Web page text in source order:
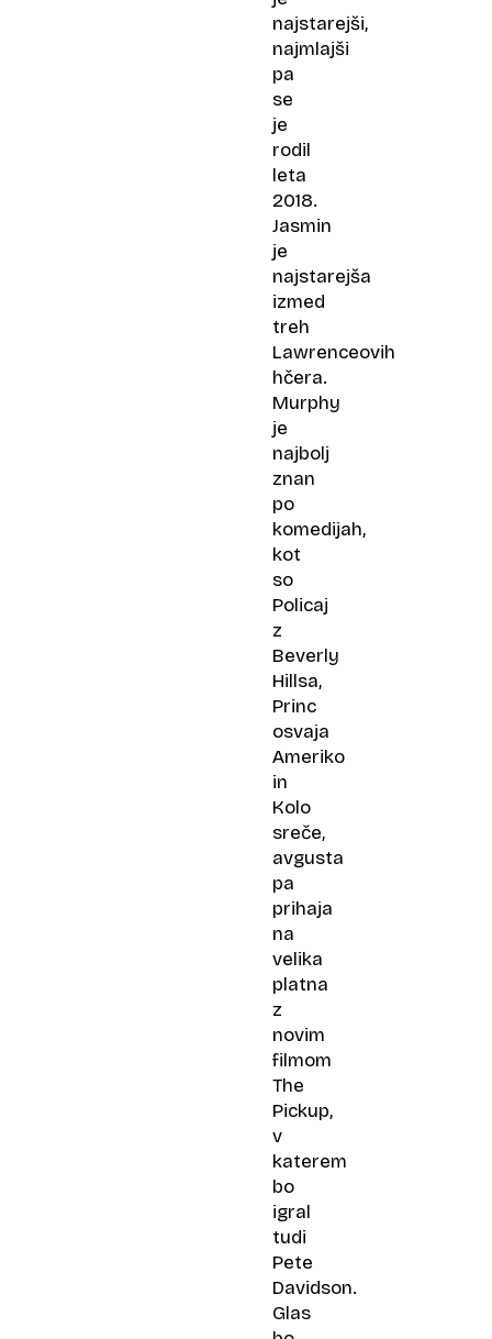
najstarejši,
najmlajši
pa
se
je
rodil
leta
2018.
Jasmin
je
najstarejša
izmed
treh
Lawrenceovih
hčera.
Murphy
je
najbolj
znan
po
komedijah,
kot
so
Policaj
z
Beverly
Hillsa,
Princ
osvaja
Ameriko
in
Kolo
sreče,
avgusta
pa
prihaja
na
velika
platna
z
novim
filmom
The
Pickup,
v
katerem
bo
igral
tudi
Pete
Davidson.
Glas